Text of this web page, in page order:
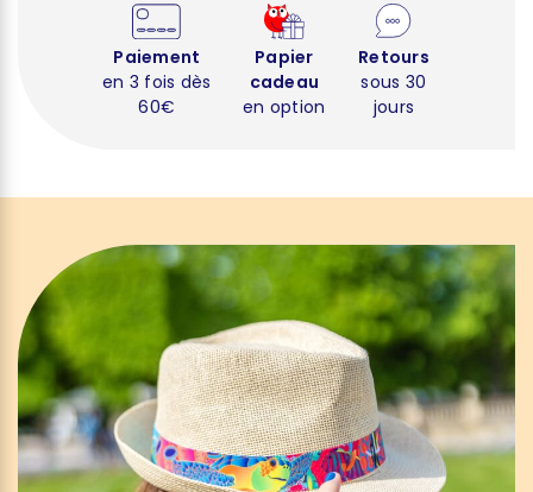
Paiement
en 3 fois dès
60€
Papier
cadeau
en option
Retours
sous 30
jours